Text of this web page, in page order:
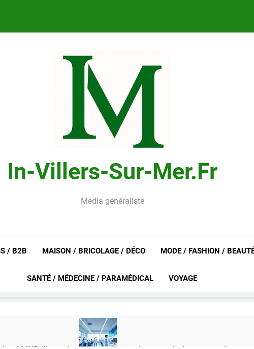
In-Villers-Sur-Mer.fr
Média généraliste
/ B2B MAISON / BRICOLAGE / DÉCO MODE / FASHION /
SANTÉ / MÉDECINE / PARAMÉDICAL VOYAGE